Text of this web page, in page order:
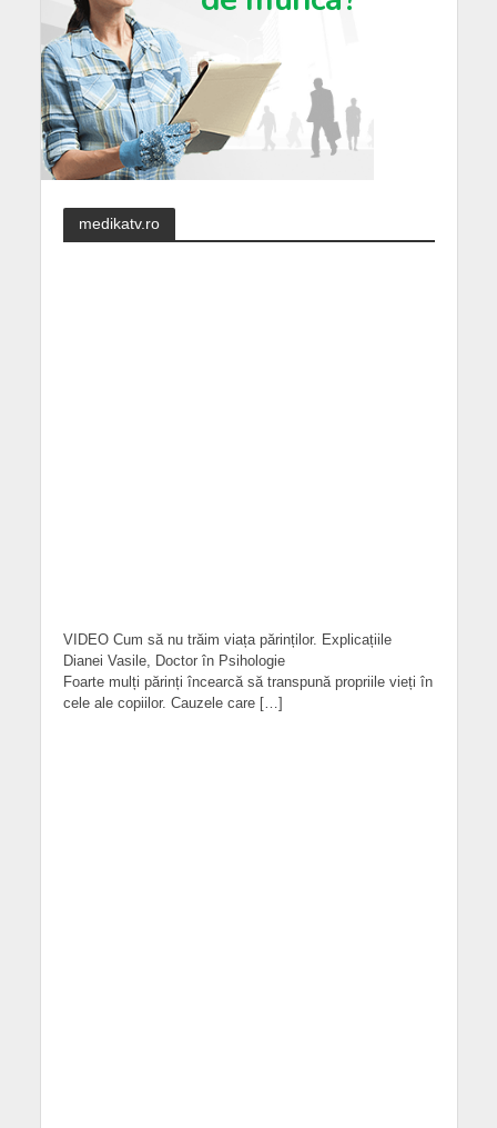
medikatv.ro
VIDEO Cum să nu trăim viața părinților. Explicațiile
Dianei Vasile, Doctor în Psihologie
Foarte mulți părinți încearcă să transpună propriile vieți în
cele ale copiilor. Cauzele care […]